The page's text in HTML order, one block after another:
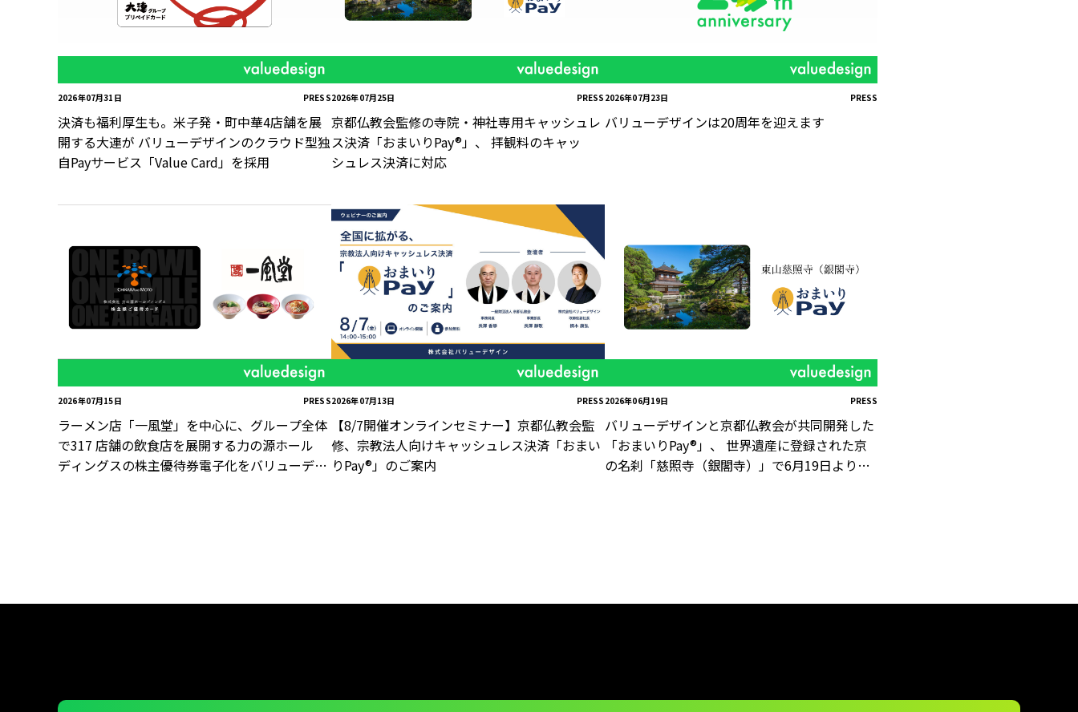
2026年07月31日 PRESS
決済も福利厚生も。米子発・町中華4店舗を展
開する大連が バリューデザインのクラウド型独
自Payサービス「Value Card」を採用
2026年07月25日 PRESS
京都仏教会監修の寺院・神社専用キャッシュレ
ス決済「おまいりPay®」、 拝観料のキャッ
シュレス決済に対応
2026年07月23日 PRESS
バリューデザインは20周年を迎えます
2026年07月15日 PRESS
ラーメン店「一風堂」を中心に、グループ全体
で317 店舗の飲食店を展開する力の源ホール
ディングスの株主優待券電子化をバリューデザ
2026年07月13日 PRESS
【8/7開催オンラインセミナー】京都仏教会監
修、宗教法人向けキャッシュレス決済「おまい
りPay®」のご案内
2026年06月19日 PRESS
バリューデザインと京都仏教会が共同開発した
「おまいりPay®」、 世界遺産に登録された京
の名刹「慈照寺（銀閣寺）」で6月19日より利